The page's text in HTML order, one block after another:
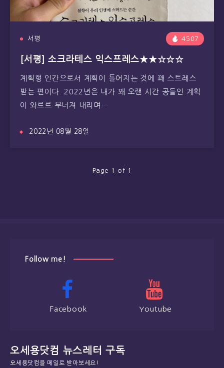
서평 4507
[서평] 소크라테스 익스프레스★★☆☆☆
계획형 인간으로서 계획이 틀어지는 것에 꽤 스트레스
받는 편이다. 2022년은 내가 꽤 오랜 시간 공들인 계획
이 와르르 무너져 내리며…
2022년 08월 28일
Page 1 of 1
Follow me!
Facebook Youtube
오세용닷컴 뉴스레터 구독
오세용닷컴을 메일로 받아보세요!